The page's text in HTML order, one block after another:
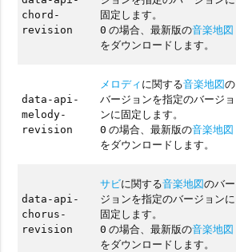
chord-
revision
固定します。
0 の場合、最新版の音楽地図
をダウンロードします。
data-api-
melody-
revision
メロディに関する音楽地図の
バージョンを指定のバージョ
ンに固定します。
0 の場合、最新版の音楽地図
をダウンロードします。
data-api-
chorus-
revision
サビに関する音楽地図のバー
ジョンを指定のバージョンに
固定します。
0 の場合、最新版の音楽地図
をダウンロードします。